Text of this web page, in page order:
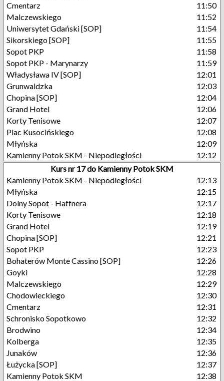
Cmentarz
11:50
Malczewskiego
11:52
Uniwersytet Gdański [SOP]
11:54
Sikorskiego [SOP]
11:55
Sopot PKP
11:58
Sopot PKP - Marynarzy
11:59
Władysława IV [SOP]
12:01
Grunwaldzka
12:03
Chopina [SOP]
12:04
Grand Hotel
12:06
Korty Tenisowe
12:07
Plac Kusocińskiego
12:08
Młyńska
12:09
Kamienny Potok SKM - Niepodległości
12:12
Kurs nr 17 do Kamienny Potok SKM
Kamienny Potok SKM - Niepodległości
12:13
Młyńska
12:15
Dolny Sopot - Haffnera
12:17
Korty Tenisowe
12:18
Grand Hotel
12:19
Chopina [SOP]
12:21
Sopot PKP
12:23
Bohaterów Monte Cassino [SOP]
12:26
Goyki
12:28
Malczewskiego
12:29
Chodowieckiego
12:30
Cmentarz
12:31
Schronisko Sopotkowo
12:32
Brodwino
12:34
Kolberga
12:35
Junaków
12:36
Łużycka [SOP]
12:37
Kamienny Potok SKM
12:38